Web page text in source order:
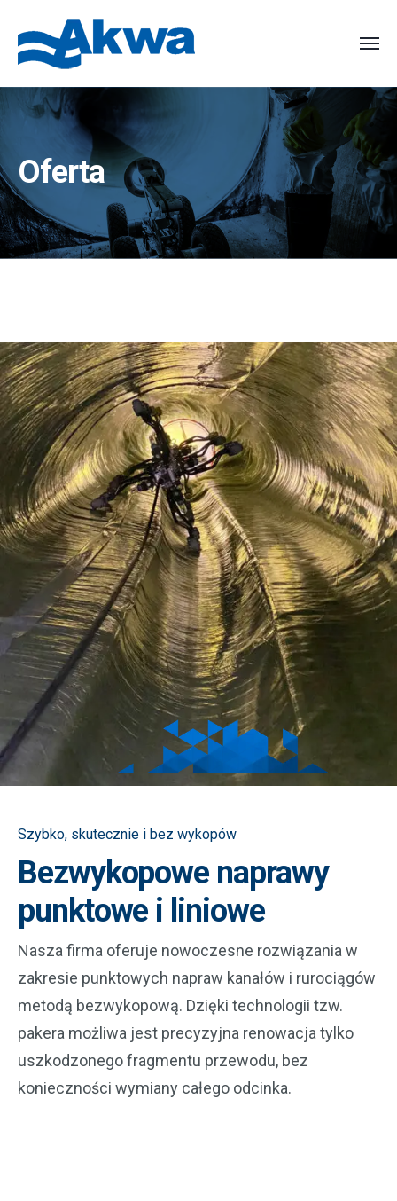
Oferta
Szybko, skutecznie i bez wykopów
Bezwykopowe naprawy
punktowe i liniowe
Nasza firma oferuje nowoczesne rozwiązania w
zakresie punktowych napraw kanałów i rurociągów
metodą bezwykopową. Dzięki technologii tzw.
pakera możliwa jest precyzyjna renowacja tylko
uszkodzonego fragmentu przewodu, bez
konieczności wymiany całego odcinka.